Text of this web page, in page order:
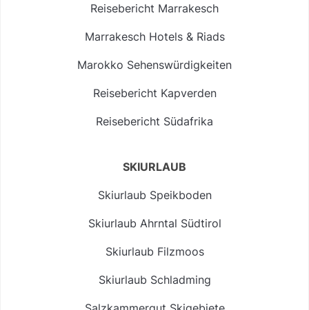
Reisebericht Marrakesch
Marrakesch Hotels & Riads
Marokko Sehenswürdigkeiten
Reisebericht Kapverden
Reisebericht Südafrika
SKIURLAUB
Skiurlaub Speikboden
Skiurlaub Ahrntal Südtirol
Skiurlaub Filzmoos
Skiurlaub Schladming